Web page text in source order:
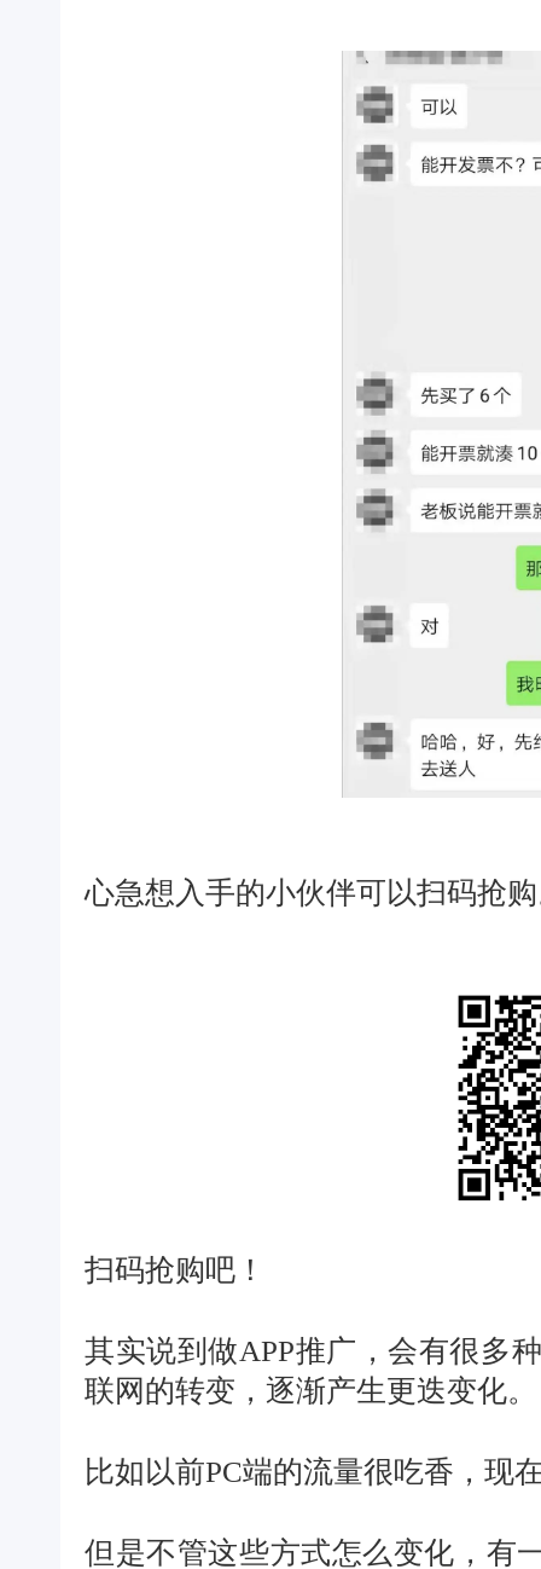
心急想入手的小伙伴可以扫码抢
扫码抢购吧！
其实说到做APP推广，会有很多
联网的转变，逐渐产生更迭变化。
比如以前PC端的流量很吃香，现
但是不管这些方式怎么变化，有